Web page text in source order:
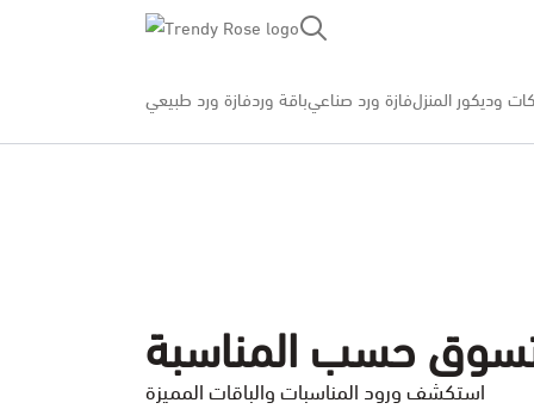
Trendy Rose
فازة ورد طبيعيباقة وردفازة ورد صناعيوديكور المنزل
حسب المناسبة
استكشف ورود المناسبات والباقات المميزة